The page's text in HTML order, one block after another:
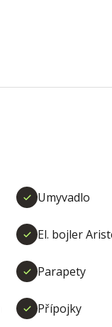
Umyvadlo
El. bojler
Parapety
Přípojky